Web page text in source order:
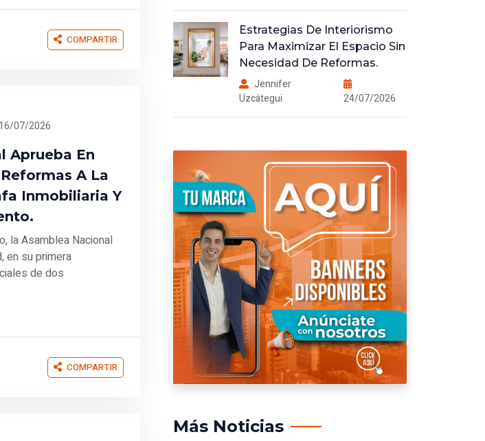
COMPARTIR
16/07/2026
Aprueba En
A La
Inmobiliaria Y
la Asamblea Nacional
en su primera
de dos
COMPARTIR
Estrategias De Interiorismo
Para Maximizar El Espacio Sin
Necesidad De Reformas.
Jennifer
Uzcátegui
24/07/2026
Más Noticias